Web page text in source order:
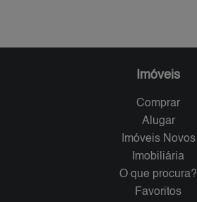
Imóveis
Comprar
Alugar
Imóveis Novos
Imobiliária
O que procura?
Favoritos